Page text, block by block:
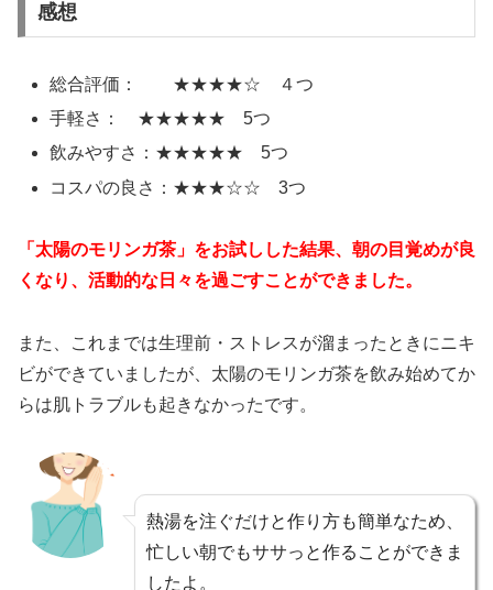
感想
総合評価： ★★★★☆ ４つ
手軽さ： ★★★★★ 5つ
飲みやすさ：★★★★★ 5つ
コスパの良さ：★★★☆☆ 3つ
「太陽のモリンガ茶」をお試しした結果、朝の目覚めが良
くなり、活動的な日々を過ごすことができました。
また、これまでは生理前・ストレスが溜まったときにニキ
ビができていましたが、太陽のモリンガ茶を飲み始めてか
らは肌トラブルも起きなかったです。
熱湯を注ぐだけと作り方も簡単なため、
忙しい朝でもササっと作ることができま
したよ。